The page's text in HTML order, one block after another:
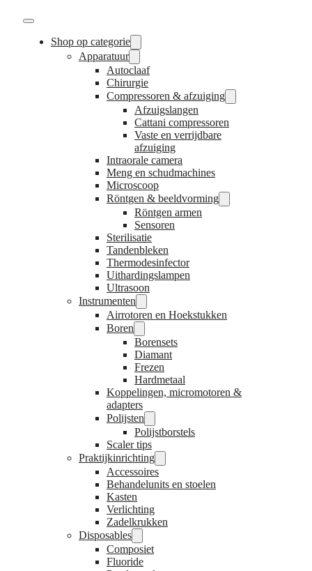
Shop op categorie
Apparatuur
Autoclaaf
Chirurgie
Compressoren & afzuiging
Afzuigslangen
Cattani compressoren
Vaste en verrijdbare
afzuiging
Intraorale camera
Meng en schudmachines
Microscoop
Röntgen & beeldvorming
Röntgen armen
Sensoren
Sterilisatie
Tandenbleken
Thermodesinfector
Uithardingslampen
Ultrasoon
Instrumenten
Airrotoren en Hoekstukken
Boren
Borensets
Diamant
Frezen
Hardmetaal
Koppelingen, micromotoren &
adapters
Polijsten
Polijstborstels
Scaler tips
Praktijkinrichting
Accessoires
Behandelunits en stoelen
Kasten
Verlichting
Zadelkrukken
Disposables
Composiet
Fluoride